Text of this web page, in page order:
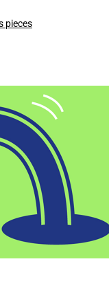
pieces